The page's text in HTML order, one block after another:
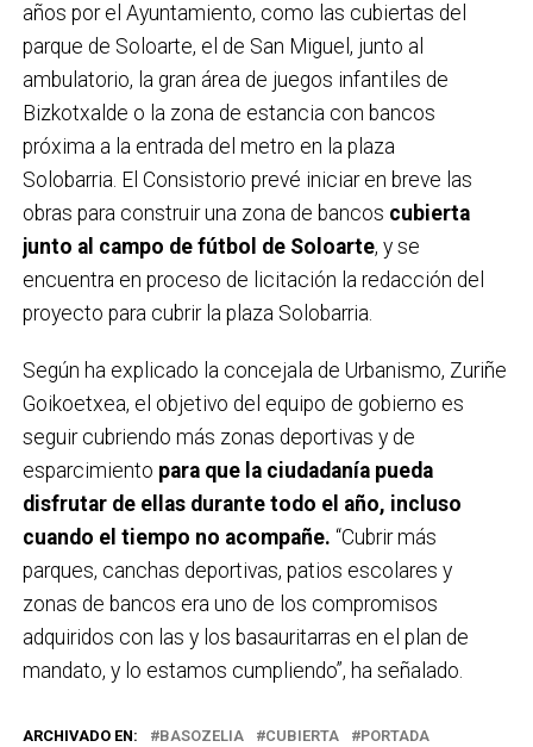
años por el Ayuntamiento, como las cubiertas del
parque de Soloarte, el de San Miguel, junto al
ambulatorio, la gran área de juegos infantiles de
Bizkotxalde o la zona de estancia con bancos
próxima a la entrada del metro en la plaza
Solobarria. El Consistorio prevé iniciar en breve las
obras para construir una zona de bancos cubierta
junto al campo de fútbol de Soloarte, y se
encuentra en proceso de licitación la redacción del
proyecto para cubrir la plaza Solobarria.
Según ha explicado la concejala de Urbanismo, Zuriñe
Goikoetxea, el objetivo del equipo de gobierno es
seguir cubriendo más zonas deportivas y de
esparcimiento para que la ciudadanía pueda
disfrutar de ellas durante todo el año, incluso
cuando el tiempo no acompañe. “Cubrir más
parques, canchas deportivas, patios escolares y
zonas de bancos era uno de los compromisos
adquiridos con las y los basauritarras en el plan de
mandato, y lo estamos cumpliendo”, ha señalado.
ARCHIVADO EN: BASOZELIA CUBIERTA PORTADA